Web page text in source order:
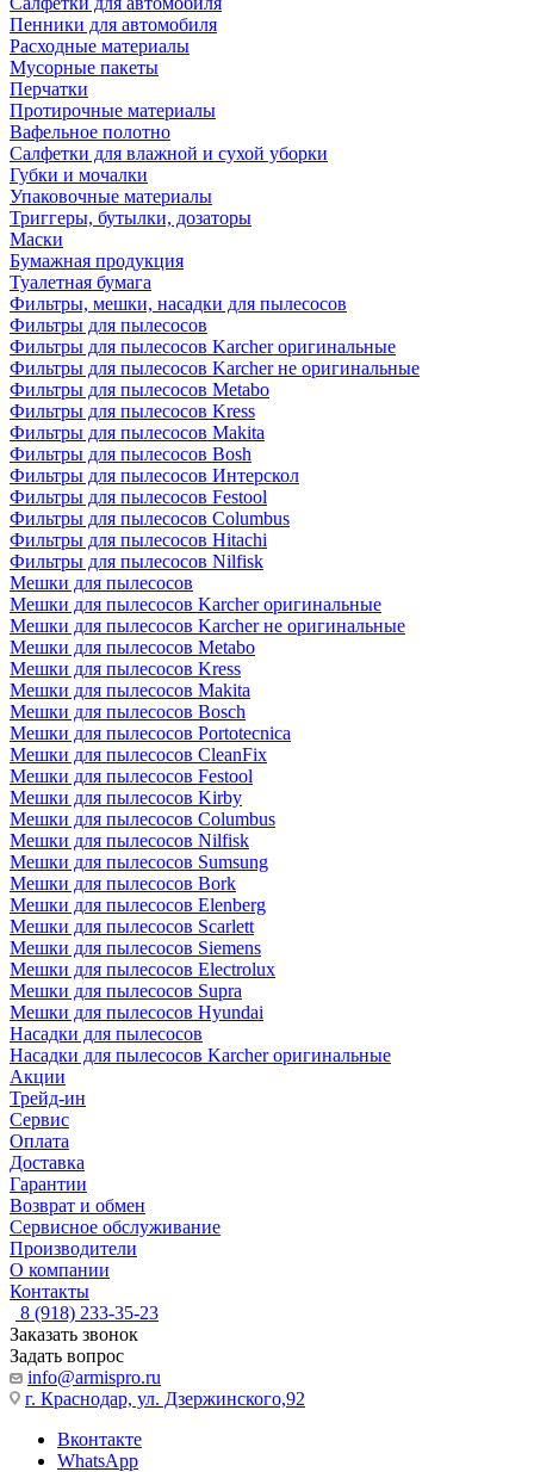
Пенники для автомобиля
Расходные материалы
Мусорные пакеты
Перчатки
Протирочные материалы
Вафельное полотно
Салфетки для влажной и сухой уборки
Губки и мочалки
Упаковочные материалы
Триггеры, бутылки, дозаторы
Маски
Бумажная продукция
Туалетная бумага
Фильтры, мешки, насадки для пылесосов
Фильтры для пылесосов
Фильтры для пылесосов Karcher оригинальные
Фильтры для пылесосов Karcher не оригинальные
Фильтры для пылесосов Metabo
Фильтры для пылесосов Kress
Фильтры для пылесосов Makita
Фильтры для пылесосов Bosh
Фильтры для пылесосов Интерскол
Фильтры для пылесосов Festool
Фильтры для пылесосов Columbus
Фильтры для пылесосов Hitachi
Фильтры для пылесосов Nilfisk
Мешки для пылесосов
Мешки для пылесосов Karcher оригинальные
Мешки для пылесосов Karcher не оригинальные
Мешки для пылесосов Metabo
Мешки для пылесосов Kress
Мешки для пылесосов Makita
Мешки для пылесосов Bosch
Мешки для пылесосов Portotecnica
Мешки для пылесосов CleanFix
Мешки для пылесосов Festool
Мешки для пылесосов Kirby
Мешки для пылесосов Columbus
Мешки для пылесосов Nilfisk
Мешки для пылесосов Sumsung
Мешки для пылесосов Bork
Мешки для пылесосов Elenberg
Мешки для пылесосов Scarlett
Мешки для пылесосов Siemens
Мешки для пылесосов Electrolux
Мешки для пылесосов Supra
Мешки для пылесосов Hyundai
Насадки для пылесосов
Насадки для пылесосов Karcher оригинальные
Акции
Трейд-ин
Сервис
Оплата
Доставка
Гарантии
Возврат и обмен
Сервисное обслуживание
Производители
О компании
Контакты
8 (918) 233-35-23
Заказать звонок
Задать вопрос
info@armispro.ru
г. Краснодар, ул. Дзержинского,92
Вконтакте
WhatsApp